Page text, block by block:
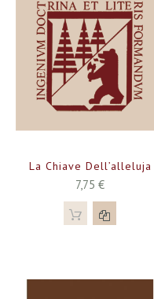
La Chiave Dell’alleluja
7,75 €